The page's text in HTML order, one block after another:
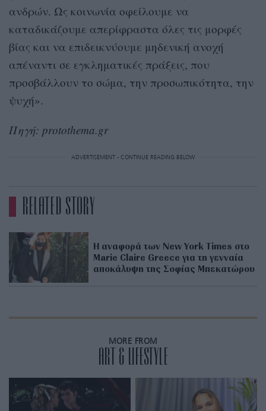
ανδρών. Ως κοινωνία οφείλουμε να
καταδικάζουμε απερίφραστα όλες τις μορφές
βίας και να επιδεικνύουμε μηδενική ανοχή
απέναντι σε εγκληματικές πράξεις, που
προσβάλλουν το σώμα, την προσωπικότητα, την
ψυχή».
Πηγή: protothema.gr
ADVERTISEMENT - CONTINUE READING BELOW
RELATED STORY
Η αναφορά των New York Times στο
Marie Claire Greece για τη γενναία
αποκάλυψη της Σοφίας Μπεκατώρου
MORE FROM
ART & LIFESTYLE